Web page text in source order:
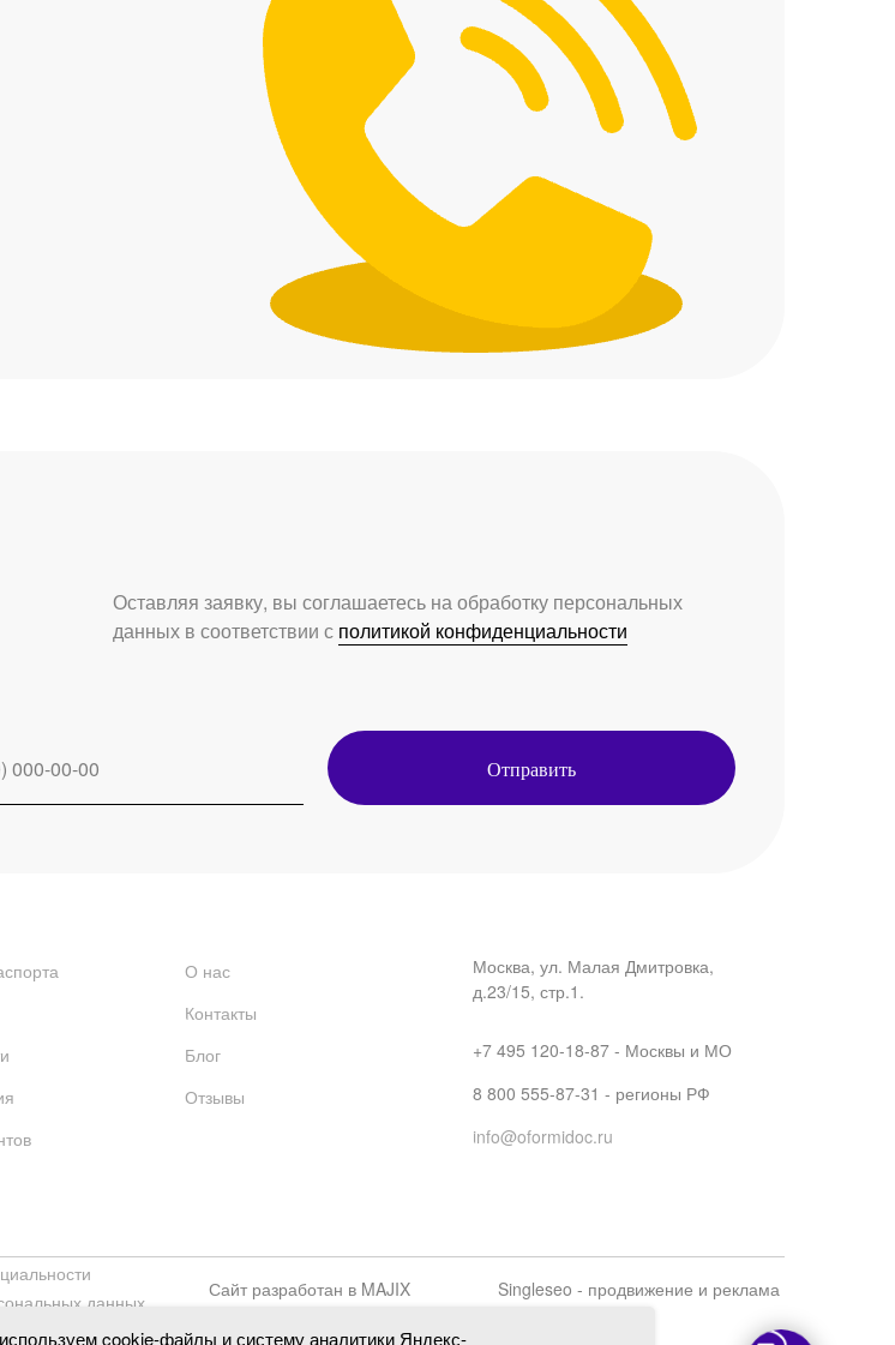
Оставляя заявку, вы соглашаетесь на обработку персональных
данных в соответствии с политикой конфиденциальности
Отправить
cookie-файлы и систему аналитики Яндекс-
Москва, ул. Малая Дмитровка,
д.23/15, стр.1.
+7 495 120-18-87 - Москвы и МО
8 800 555-87-31 - регионы РФ
Singleseo - продвижение и реклама
Сайт разработан в MAJIX
О нас
Контакты
Блог
Отзывы
info@oformidoc.ru
данных